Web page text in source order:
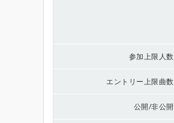
参加上限人数
エントリー上限曲数
公開/非公開